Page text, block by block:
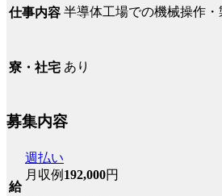
仕事内容 半導体工場での機械操作
寮・社宅 あり
募集内容
給
週払い
月収例 192,000円